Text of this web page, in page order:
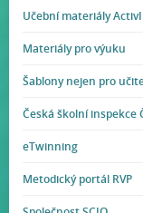
Učební materiály
Materiály pro výuku
Šablony nejen pro
Česká školní inspekce
eTwinning
Metodický portál RVP